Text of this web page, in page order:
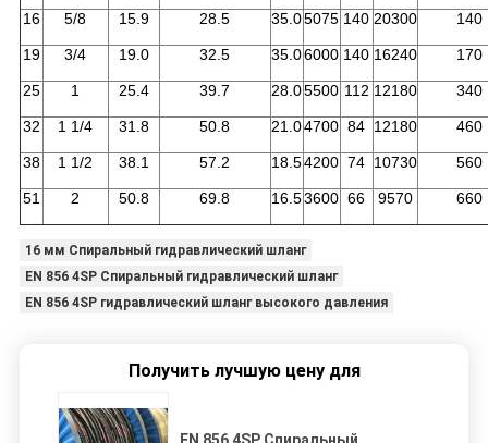
16 5/8 15.9 28.5 35.05075 140 20300 140
19 3/4 19.0 32.5 35.06000 140 16240 170
25 1 25.4 39.7 28.05500 112 12180 340
32 1 1/4 31.8 50.8 21.04700 84 12180 460
38 1 1/2 38.1 57.2 18.54200 74 10730 560
51 2 50.8 69.8 16.53600 66 9570 660
16 мм Спиральный гидравлический шланг
EN 856 4SP Спиральный гидравлический шланг
EN 856 4SP гидравлический шланг высокого давления
Получить лучшую цену для